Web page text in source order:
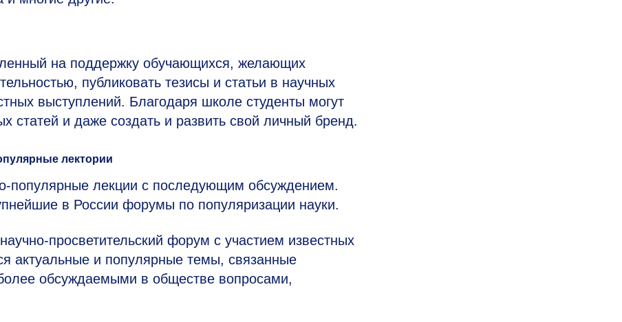
на поддержку обучающихся, желающих
публиковать тезисы и статьи в научных
выступлений. Благодаря школе студенты могут
статей и даже создать и развить свой личный бренд.
лектории
лекции с последующим обсуждением.
в России форумы по популяризации науки.
просветительский форум с участием известных
актуальные и популярные темы, связанные
обсуждаемыми в обществе вопросами,